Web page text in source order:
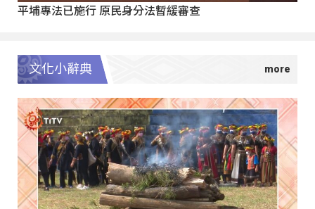
平埔專法已施行 原民身分法暫緩審查
文化小辭典